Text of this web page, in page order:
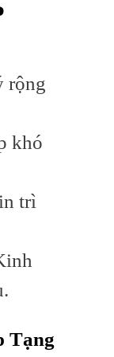
rộng
khó
trì
Tạng